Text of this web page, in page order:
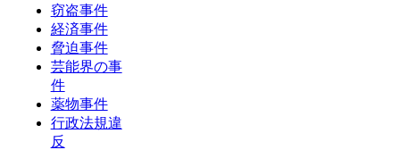
窃盗事件
経済事件
脅迫事件
芸能界の事
件
薬物事件
行政法規違
反